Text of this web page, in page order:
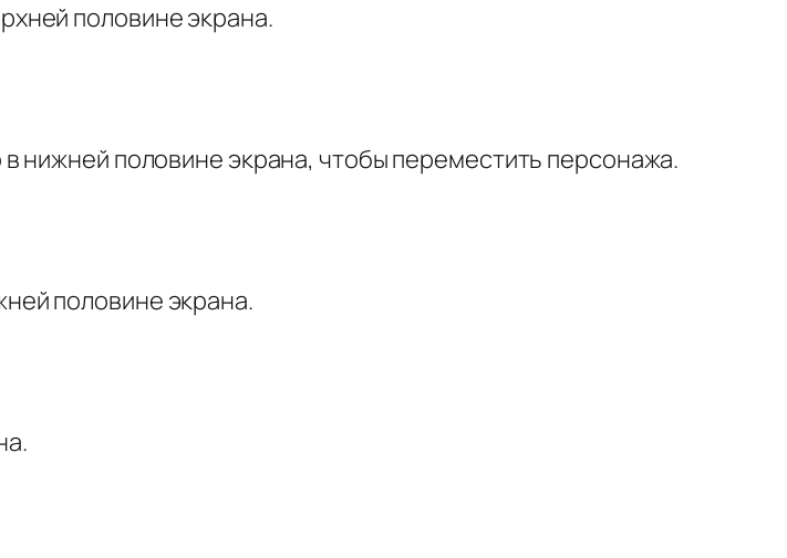
половине экрана.
нижней половине экрана, чтобы переместить персонажа.
половине экрана.